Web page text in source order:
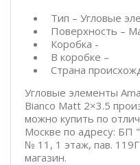
Тип – Угловые
Поверхность –
Коробка -
В коробке –
Страна
Угловые элементы
Bianco Matt 2×3.5
можно купить по
Москве по адресу: БП
№ 11, 1 этаж, пав.
магазин.